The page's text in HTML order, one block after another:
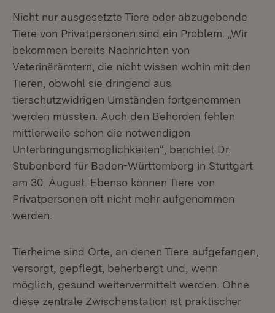
Nicht nur ausgesetzte Tiere oder abzugebende
Tiere von Privatpersonen sind ein Problem. „Wir
bekommen bereits Nachrichten von
Veterinärämtern, die nicht wissen wohin mit den
Tieren, obwohl sie dringend aus
tierschutzwidrigen Umständen fortgenommen
werden müssten. Auch den Behörden fehlen
mittlerweile schon die notwendigen
Unterbringungsmöglichkeiten“, berichtet Dr.
Stubenbord für Baden-Württemberg in Stuttgart
am 30. August. Ebenso können Tiere von
Privatpersonen oft nicht mehr aufgenommen
werden.
Tierheime sind Orte, an denen Tiere aufgefangen,
versorgt, gepflegt, beherbergt und, wenn
möglich, gesund weitervermittelt werden. Ohne
diese zentrale Zwischenstation ist praktischer